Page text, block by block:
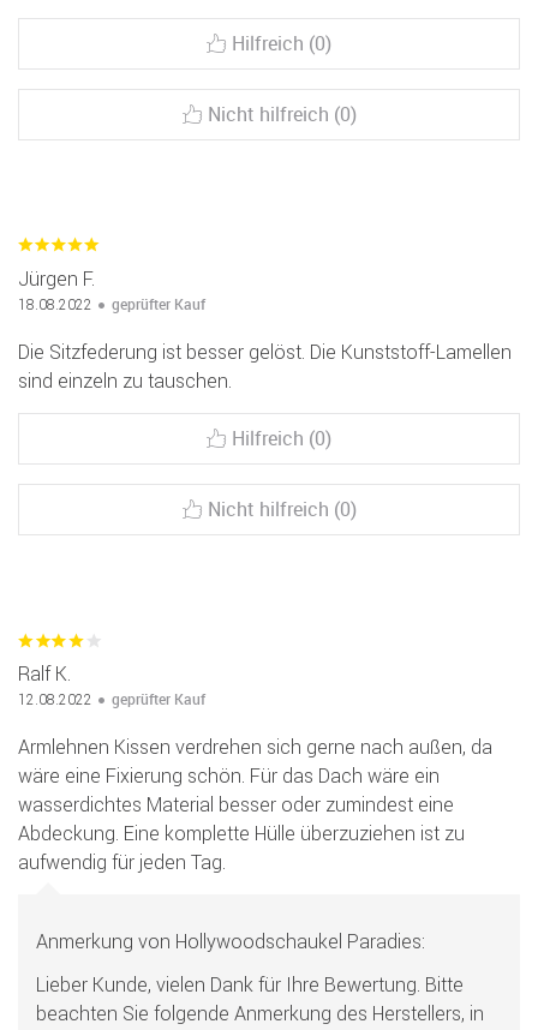
Hilfreich (0)
Nicht hilfreich (0)
Jürgen F.
18.08.2022 geprüfter Kauf
Die Sitzfederung ist besser gelöst. Die Kunststoff-Lamellen
sind einzeln zu tauschen.
Hilfreich (0)
Nicht hilfreich (0)
Ralf K.
12.08.2022 geprüfter Kauf
Armlehnen Kissen verdrehen sich gerne nach außen, da
wäre eine Fixierung schön. Für das Dach wäre ein
wasserdichtes Material besser oder zumindest eine
Abdeckung. Eine komplette Hülle überzuziehen ist zu
aufwendig für jeden Tag.
Anmerkung von Hollywoodschaukel Paradies:
Lieber Kunde, vielen Dank für Ihre Bewertung. Bitte
beachten Sie folgende Anmerkung des Herstellers, in